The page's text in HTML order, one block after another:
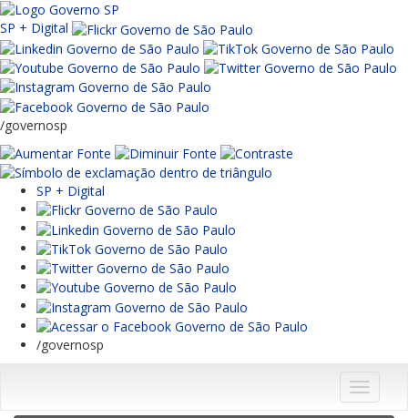
SP + Digital
/governosp
SP + Digital
/governosp
Menu